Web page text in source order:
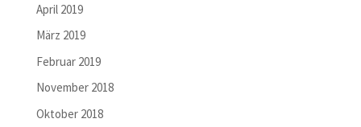
April 2019
März 2019
Februar 2019
November 2018
Oktober 2018